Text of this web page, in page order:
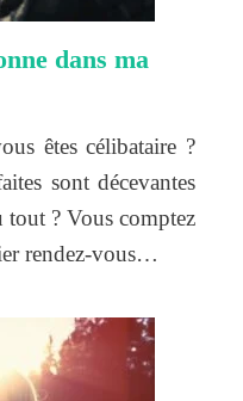
dans ma
êtes célibataire ?
sont décevantes
tout ? Vous comptez
rendez-vous…